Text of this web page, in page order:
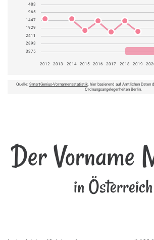
483
965
1447
1929
2411
2893
3375
2012 2013 2014 2015 2016 2017 2018 2019
Quelle: SmartGenius-Vornamensstatistik, hier basierend auf Amtlichen Daten
Ordnungsangelegenheiten Berlin.
Der Vorname
in Österreich